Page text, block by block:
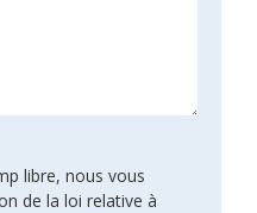
libre, nous vous
de la loi relative à